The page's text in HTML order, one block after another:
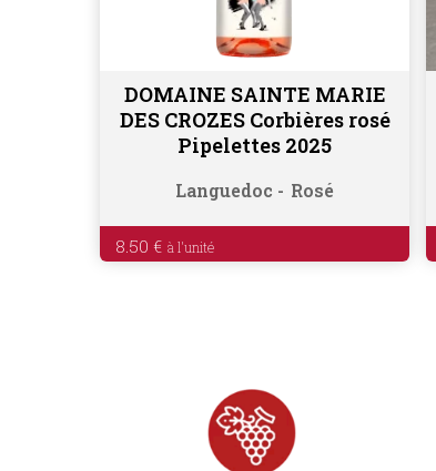
Ajouter au panier
DOMAINE SAINTE MARIE
DES CROZES Corbières rosé
Pipelettes 2025
Languedoc Rosé
8.50 €